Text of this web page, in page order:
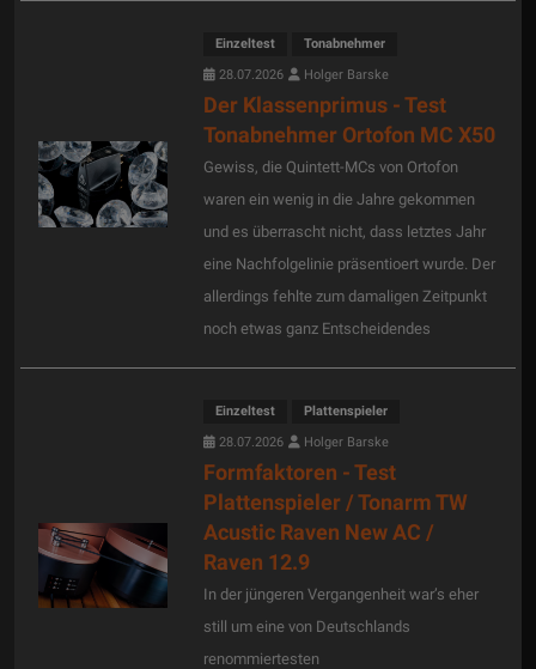
Einzeltest
Tonabnehmer
28.07.2026
Holger Barske
Der Klassenprimus - Test
Tonabnehmer Ortofon MC X50
Gewiss, die Quintett-MCs von Ortofon
waren ein wenig in die Jahre gekommen
und es überrascht nicht, dass letztes Jahr
eine Nachfolgelinie präsentioert wurde. Der
allerdings fehlte zum damaligen Zeitpunkt
noch etwas ganz Entscheidendes
Einzeltest
Plattenspieler
28.07.2026
Holger Barske
Formfaktoren - Test
Plattenspieler / Tonarm TW
Acustic Raven New AC /
Raven 12.9
In der jüngeren Vergangenheit war’s eher
still um eine von Deutschlands
renommiertesten